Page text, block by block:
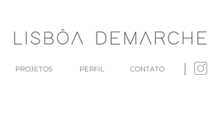
PROJETOS PERFIL CONTATO